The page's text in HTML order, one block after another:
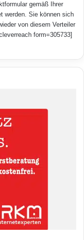
gemäß Ihrer
werden. Sie können sich
von diesem Verteiler
form=305733]